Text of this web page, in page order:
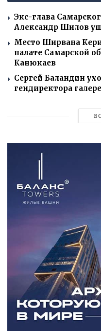
Экс-глава
Александр Шилов
Место Ширвана
палате Самарской
Канюкаев
Сергей Баландин
гендиректора